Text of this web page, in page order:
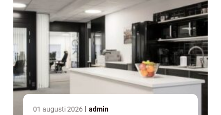
01 augusti 2026 admin